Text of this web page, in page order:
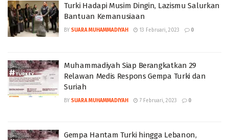
Turki Hadapi Musim Dingin, Lazismu Salurkan
Bantuan Kemanusiaan
BY SUARA MUHAMMADIYAH 13 Februari, 2023 0
Muhammadiyah Siap Berangkatkan 29
Relawan Medis Respons Gempa Turki dan
Suriah
BY SUARA MUHAMMADIYAH 7 Februari, 2023 0
Gempa Hantam Turki hingga Lebanon,